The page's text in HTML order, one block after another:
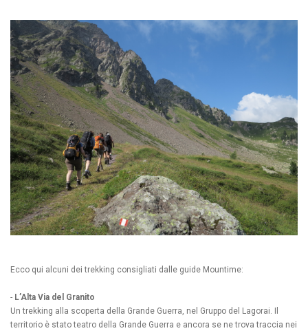
Ecco qui alcuni dei trekking consigliati dalle guide Mountime:
- L’Alta Via del Granito
Un trekking alla scoperta della Grande Guerra, nel Gruppo del Lagorai. Il
territorio è stato teatro della Grande Guerra e ancora se ne trova traccia nei